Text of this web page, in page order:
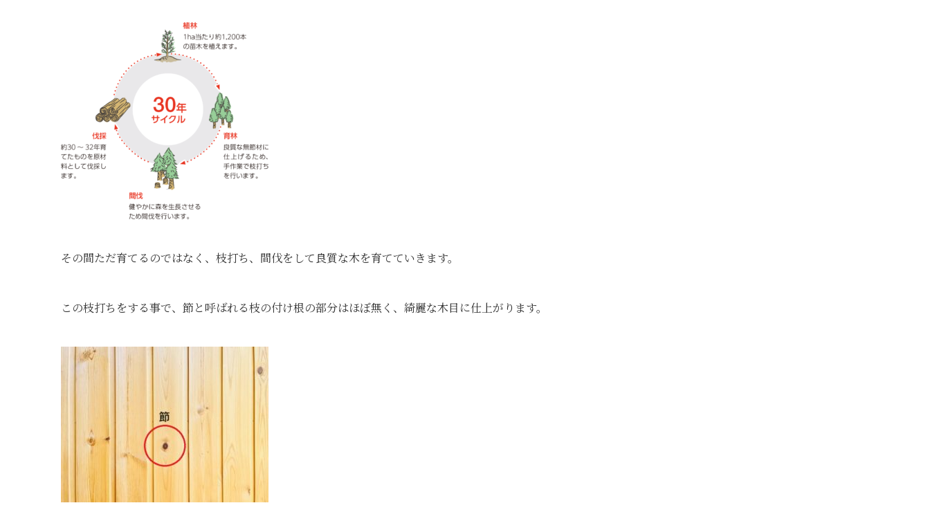
その間ただ育てるのではなく、枝打ち、間伐をして良質な木を育てていきます。
この枝打ちをする事で、節と呼ばれる枝の付け根の部分はほぼ無く、綺麗な木目に仕上がります。